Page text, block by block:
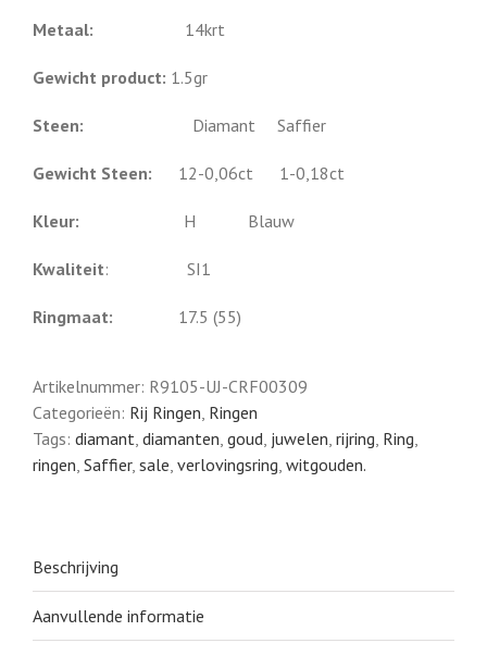
Metaal: 14krt
Gewicht product: 1.5gr
Steen: Diamant Saffier
Gewicht Steen: 12-0,06ct 1-0,18ct
Kleur: H Blauw
Kwaliteit: SI1
Ringmaat: 17.5 (55)
Artikelnummer: R9105-UJ-CRF00309
Categorieën: Rij Ringen, Ringen
Tags: diamant, diamanten, goud, juwelen, rijring, Ring,
ringen, Saffier, sale, verlovingsring, witgouden.
Beschrijving
Aanvullende informatie